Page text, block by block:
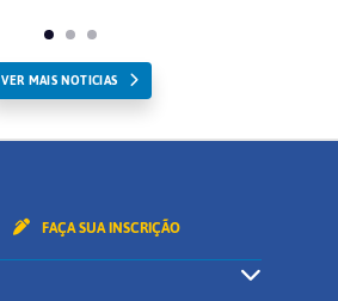
VER MAIS NOTICIAS
FAÇA SUA INSCRIÇÃO